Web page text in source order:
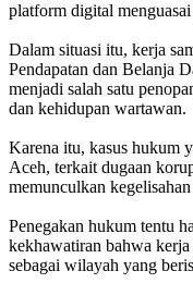
platform digital
‎Dalam situasi itu, kerja
Pendapatan dan Belanja
‎menjadi salah satu
dan kehidupan wartawan.
‎Karena itu, kasus hukum
Aceh, terkait dugaan
memunculkan
‎Penegakan hukum tentu
kekhawatiran bahwa
sebagai wilayah yang